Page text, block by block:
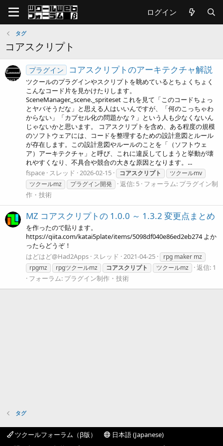
ログイン
タグ
コアスクリプト
プラグイン コアスクリプトのアーキテクチャ解説
ツクールのプラグインやスクリプトを眺めているとちょくちょく
こんなコード片を見かけたりします。
SceneManager._scene._spriteset これを見て「このコードちょっ
とヤバそうだな」と思える人はいいんですが、「何のこっちゃわ
からない」「カプセル化の問題かな？」という人も少なくないん
じゃないかと思います。 コアスクリプトを含め、ある程度の規模
のソフトウェアには、コードを整理するための設計意図とルール
が存在します。この設計意図やルールのことを「（ソフトウェ
ア）アーキテクチャ」と呼び、これに違反してしまうと挙動が壊
れやすくなり、不具合や競合の大きな原因となります。...
fspace スレッド 2026-02-15 コアスクリプト
ツクールmv
ツクールmz
プラグイン開発 返信: 5 フォーラム: プラグイン制
作・技術
MZ コアスクリプトの 1.0.0 ～ 1.3.2 変更点まとめ
を作ったので貼ります。
https://qiita.com/katai5plate/items/5098df040e86ed2eb274 よか
ったらどうぞ！
はどはど@Had2Apps スレッド 2021-04-25
rpg maker mz
rpgmz
rpgツクールmz コアスクリプト ツクールmz
返信: 1
フォーラム: プラグイン制作・技術
タグ
ツクールフォーラム（β版）
日本語 (Japanese)